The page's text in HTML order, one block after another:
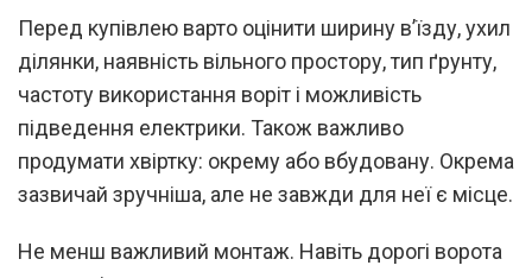
Перед купівлею варто оцінити ширину в’їзду, ухил
ділянки, наявність вільного простору, тип ґрунту,
частоту використання воріт і можливість
підведення електрики. Також важливо
продумати хвіртку: окрему або вбудовану. Окрема
зазвичай зручніша, але не завжди для неї є місце.
Не менш важливий монтаж. Навіть дорогі ворота